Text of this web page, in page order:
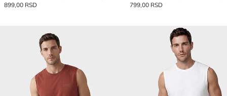
899,00 RSD
799,00 RSD